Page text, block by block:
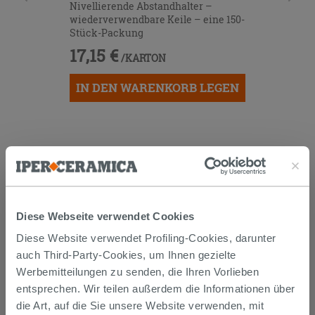
Diese Webseite verwendet Cookies
Diese Website verwendet Profiling-Cookies, darunter
auch Third-Party-Cookies, um Ihnen gezielte
Werbemitteilungen zu senden, die Ihren Vorlieben
entsprechen. Wir teilen außerdem die Informationen über
die Art, auf die Sie unsere Website verwenden, mit
Nivellierende Abstandhalter –
wiederverwendbare Keile – eine 150-
Stück-Packung
17,15 € /KARTON
IN DEN WARENKORB LEGEN
Versand
Die Waren werden normalerweise innerhalb von 15
Werktagen ab der Auftragsbestätigung zum Versand